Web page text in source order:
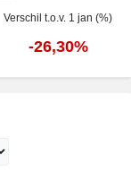
Verschil t.o.v. 1 jan (%)
-26,30%